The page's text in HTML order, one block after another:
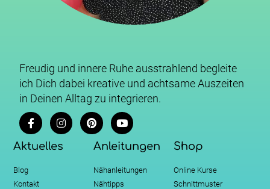
Freudig und innere Ruhe ausstrahlend begleite
ich Dich dabei kreative und achtsame Auszeiten
in Deinen Alltag zu integrieren.
Aktuelles
Blog
Kontakt
Anleitungen
Nähanleitungen
Nähtipps
Shop
Online Kurse
Schnittmuster